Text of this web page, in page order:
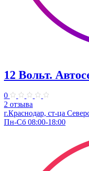
12 Вольт.
0
2 отзыва
г.Краснодар, ст-ца
Пн-Сб 08:00-18:00